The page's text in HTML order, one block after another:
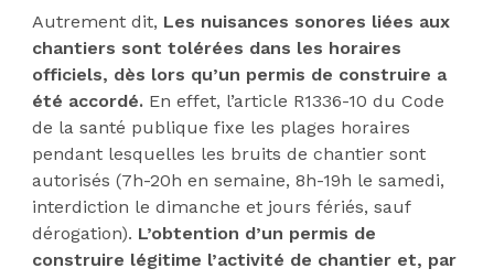
Autrement dit, Les nuisances sonores liées aux
chantiers sont tolérées dans les horaires
officiels, dès lors qu’un permis de construire a
été accordé.En effet, l’article R1336-10 du Code
de la santé publique fixe les plages horaires
pendant lesquelles les bruits de chantier sont
autorisés (7h-20h en semaine, 8h-19h le samedi,
interdiction le dimanche et jours fériés, sauf
dérogation). L’obtention d’un permis de
construire légitime l’activité de chantier et, par